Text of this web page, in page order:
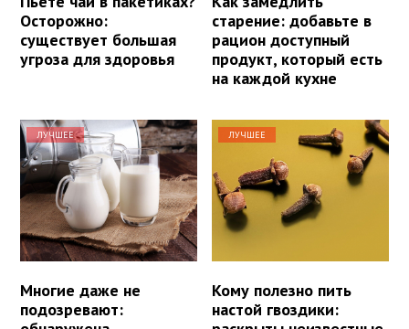
Осторожно:
существует большая
угроза для здоровья
старение: добавьте в
рацион доступный
продукт, который есть
на каждой кухне
ЛУЧШЕЕ
Многие даже не
подозревают:
ЛУЧШЕЕ
Кому полезно пить
настой гвоздики: